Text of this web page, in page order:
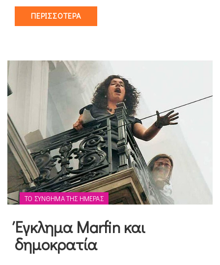
ΠΕΡΙΣΣΌΤΕΡΑ
ΤΟ ΣΎΝΘΗΜΑ ΤΗΣ ΗΜΈΡΑΣ
Έγκλημα Marfin και
δημοκρατία